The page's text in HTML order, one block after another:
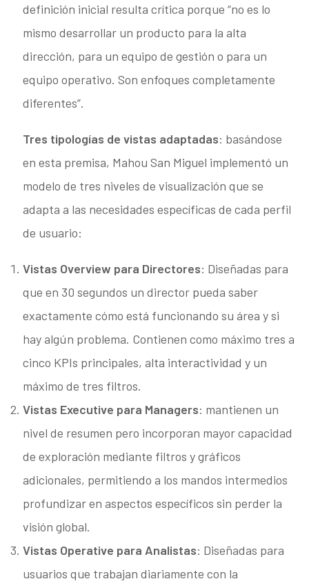
definición inicial resulta crítica porque “no es lo
mismo desarrollar un producto para la alta
dirección, para un equipo de gestión o para un
equipo operativo. Son enfoques completamente
diferentes”.
Tres tipologías de vistas adaptadas: basándose
en esta premisa, Mahou San Miguel implementó un
modelo de tres niveles de visualización que se
adapta a las necesidades específicas de cada perfil
de usuario:
Vistas Overview para Directores: Diseñadas para
que en 30 segundos un director pueda saber
exactamente cómo está funcionando su área y si
hay algún problema. Contienen como máximo tres a
cinco KPIs principales, alta interactividad y un
máximo de tres filtros.
Vistas Executive para Managers: mantienen un
nivel de resumen pero incorporan mayor capacidad
de exploración mediante filtros y gráficos
adicionales, permitiendo a los mandos intermedios
profundizar en aspectos específicos sin perder la
visión global.
Vistas Operative para Analistas: Diseñadas para
usuarios que trabajan diariamente con la